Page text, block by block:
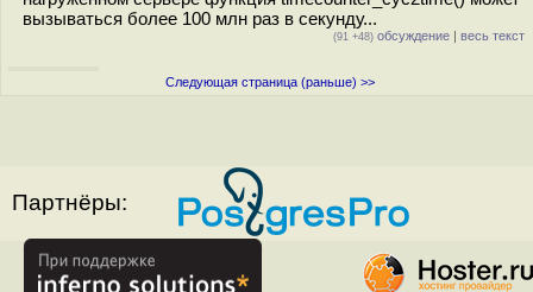
вызываться более 100 млн раз в секунду...
(91 +48) обсуждение | весь текст
Следующая страница (раньше) >>
Партнёры: